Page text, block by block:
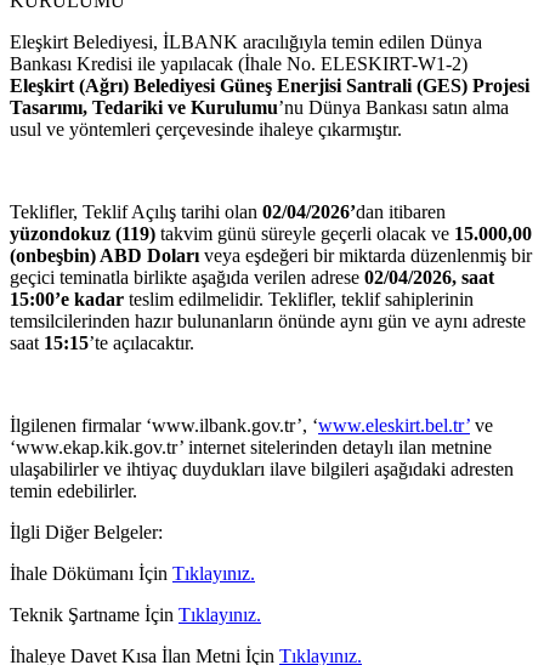
Eleşkirt Belediyesi, İLBANK aracılığıyla temin edilen Dünya
Bankası Kredisi ile yapılacak (İhale No. ELESKIRT-W1-2)
Eleşkirt (Ağrı) Belediyesi Güneş Enerjisi Santrali (GES) Projesi
Tasarımı, Tedariki ve Kurulumu’nu Dünya Bankası satın alma
usul ve yöntemleri çerçevesinde ihaleye çıkarmıştır.
Teklifler, Teklif Açılış tarihi olan 02/04/2026’dan itibaren
yüzondokuz (119) takvim günü süreyle geçerli olacak ve 15.000,00
(onbeşbin) ABD Doları veya eşdeğeri bir miktarda düzenlenmiş bir
geçici teminatla birlikte aşağıda verilen adrese 02/04/2026, saat
15:00’e kadar teslim edilmelidir. Teklifler, teklif sahiplerinin
temsilcilerinden hazır bulunanların önünde aynı gün ve aynı adreste
saat 15:15’te açılacaktır.
İlgilenen firmalar ‘www.ilbank.gov.tr’, ‘www.eleskirt.bel.tr’ ve
‘www.ekap.kik.gov.tr’ internet sitelerinden detaylı ilan metnine
ulaşabilirler ve ihtiyaç duydukları ilave bilgileri aşağıdaki adresten
temin edebilirler.
İlgli Diğer Belgeler:
İhale Dökümanı İçin Tıklayınız.
Teknik Şartname İçin Tıklayınız.
İhaleye Davet Kısa İlan Metni İçin Tıklayınız.